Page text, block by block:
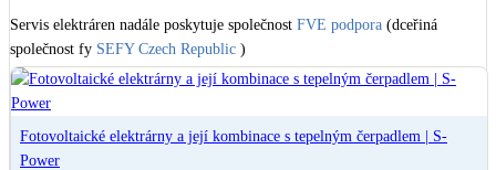
Servis elektráren nadále poskytuje společnost FVE podpora (dceřiná
společnost fy SEFY Czech Republic )
Fotovoltaické elektrárny a její kombinace s tepelným čerpadlem | S-
Power